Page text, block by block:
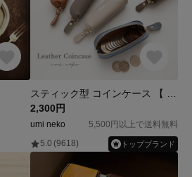
2,300円
umi neko
5,500円以上で送料無料
5.0 (9618) トップブランド